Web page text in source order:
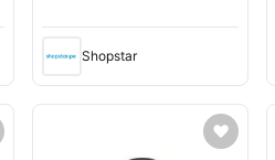
Shopstar